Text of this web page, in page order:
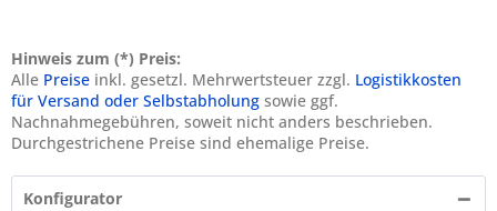
Hinweis zum (*) Preis:
Alle Preise inkl. gesetzl. Mehrwertsteuer zzgl. Logistikkosten
für Versand oder Selbstabholung sowie ggf.
Nachnahmegebühren, soweit nicht anders beschrieben.
Durchgestrichene Preise sind ehemalige Preise.
Konfigurator